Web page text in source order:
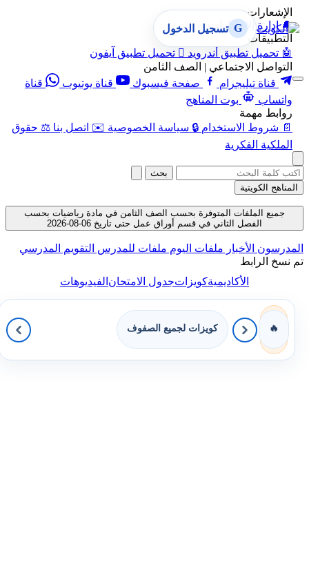
الإشعارات
🔔 إدارة الإشعارات
التطبيقات
🤖 تحميل تطبيق أندرويد  تحميل تطبيق آيفون
التواصل الاجتماعي | الصف الثامن
قناة تيليجرام
صفحة فيسبوك قناة يوتيوب
قناة
واتساب
بوت المناهج
روابط مهمة
📄 شروط الاستخدام 🔒 سياسة الخصوصية ✉️ اتصل بنا ⚖️ حقوق
الملكية الفكرية
G تسجيل الدخول
بحث
المناهج الكويتية
جميع الملفات المتوفرة بحسب الصف الثامن في مادة رياضيات بحسب
الفصل الثاني في قسم أوراق عمل حتى تاريخ 06-08-2026
المدرسون الأخبار ملفات اليوم ملفات للمدرس التقويم المدرسي
تم نسخ الرابط
الأكاديميةكويزاتجدول الامتحانالفيديوهات
🔥 كويزات لجميع الصفوف